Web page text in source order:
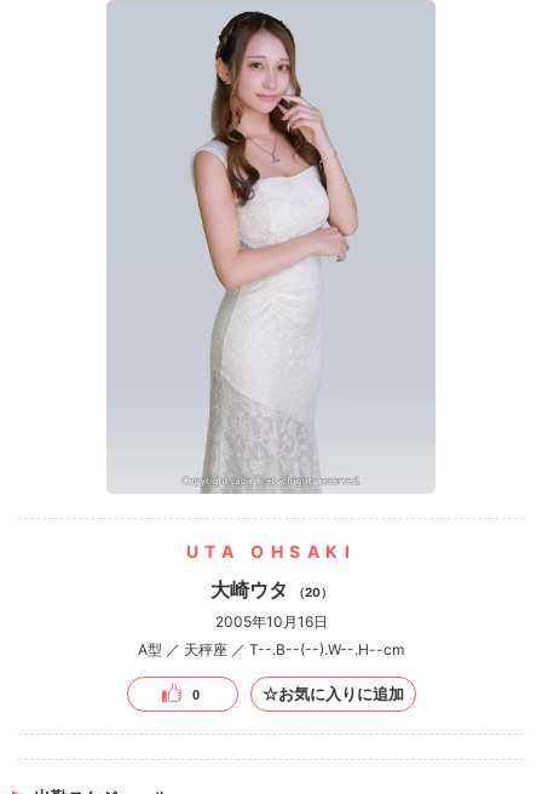
UTA OHSAKI
大崎ウタ （20）
2005年10月16日
A型 ／ 天秤座 ／ T--.B--(--).W--.H--cm
0 ☆お気に入りに追加